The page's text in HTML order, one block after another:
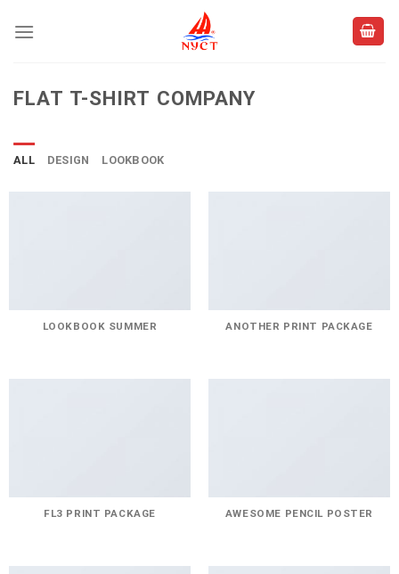
FLAT T-SHIRT COMPANY
ALL DESIGN LOOKBOOK
LOOKBOOK SUMMER ANOTHER PRINT PACKAGE
FL3 PRINT PACKAGE AWESOME PENCIL POSTER